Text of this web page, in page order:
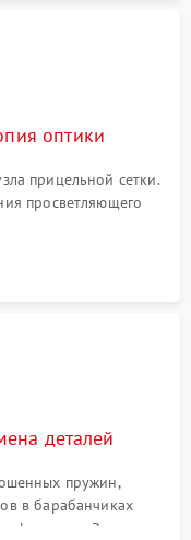
оптики
прицельной сетки.
просветляющего
очистка стекол
гравированной
деталей
пружин,
в барабанчиках
Замена